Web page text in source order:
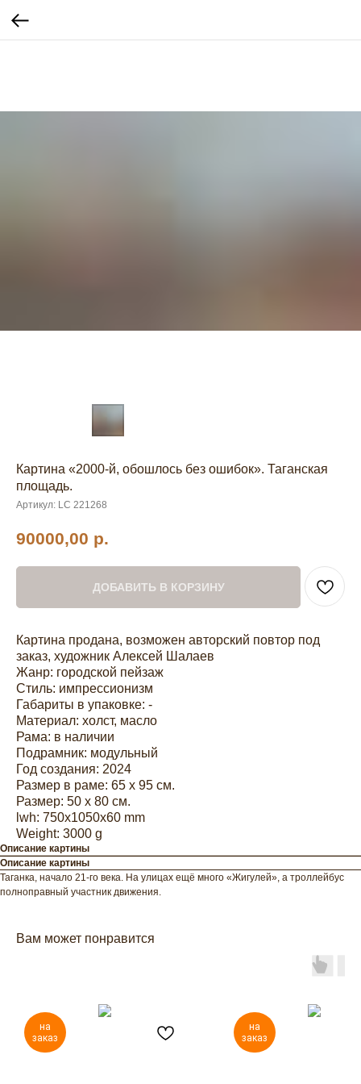
Картина «2000-й, обошлось без ошибок». Таганская
площадь.
Артикул: LC 221268
90000,00 р.
ДОБАВИТЬ В КОРЗИНУ
Картина продана, возможен авторский повтор под
заказ, художник Алексей Шалаев
Жанр: городской пейзаж
Стиль: импрессионизм
Габариты в упаковке: -
Материал: холст, масло
Рама: в наличии
Подрамник: модульный
Год создания: 2024
Размер в раме: 65 х 95 см.
Размер: 50 х 80 см.
lwh: 750x1050x60 mm
Weight: 3000 g
Описание картины
Описание картины
Таганка, начало 21-го века. На улицах ещё много «Жигулей», а троллейбус
полноправный участник движения.
Вам может понравится
на
заказ
на
заказ